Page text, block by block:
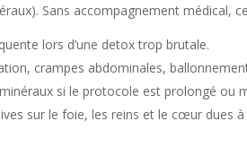
Sans accompagnement médical,
lors d’une detox trop brutale.
crampes abdominales,
si le protocole est prolongé ou
sur le foie, les reins et le cœur dues à